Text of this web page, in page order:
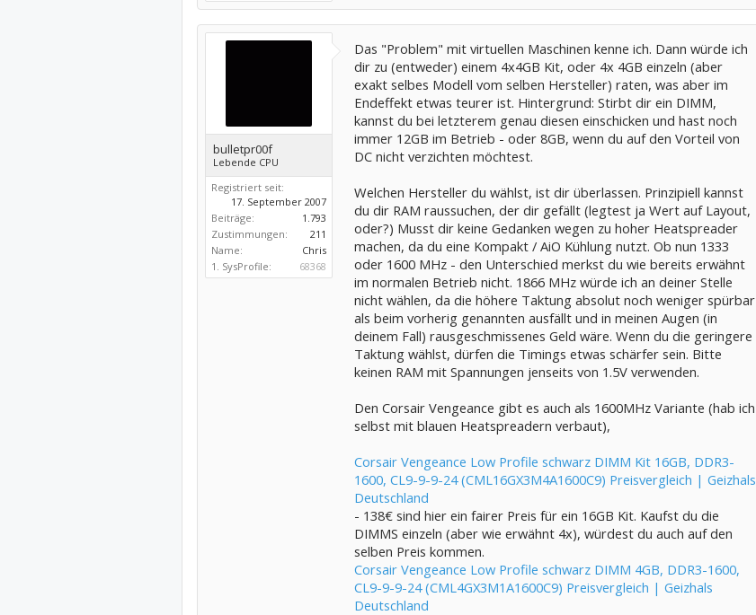
bulletpr00f
Lebende CPU
Registriert seit:
17. September 2007
Beiträge:
1.793
Zustimmungen:
211
Name:
Chris
1. SysProfile:
68368
Das "Problem" mit virtuellen Maschinen kenne ich. Dann würde ich
dir zu (entweder) einem 4x4GB Kit, oder 4x 4GB einzeln (aber
exakt selbes Modell vom selben Hersteller) raten, was aber im
Endeffekt etwas teurer ist. Hintergrund: Stirbt dir ein DIMM,
kannst du bei letzterem genau diesen einschicken und hast noch
immer 12GB im Betrieb - oder 8GB, wenn du auf den Vorteil von
DC nicht verzichten möchtest.
Welchen Hersteller du wählst, ist dir überlassen. Prinzipiell kannst
du dir RAM raussuchen, der dir gefällt (legtest ja Wert auf Layout,
oder?) Musst dir keine Gedanken wegen zu hoher Heatspreader
machen, da du eine Kompakt / AiO Kühlung nutzt. Ob nun 1333
oder 1600 MHz - den Unterschied merkst du wie bereits erwähnt
im normalen Betrieb nicht. 1866 MHz würde ich an deiner Stelle
nicht wählen, da die höhere Taktung absolut noch weniger spürbar
als beim vorherig genannten ausfällt und in meinen Augen (in
deinem Fall) rausgeschmissenes Geld wäre. Wenn du die geringere
Taktung wählst, dürfen die Timings etwas schärfer sein. Bitte
keinen RAM mit Spannungen jenseits von 1.5V verwenden.
Den Corsair Vengeance gibt es auch als 1600MHz Variante (hab ich
selbst mit blauen Heatspreadern verbaut),
Corsair Vengeance Low Profile schwarz DIMM Kit 16GB, DDR3-
1600, CL9-9-9-24 (CML16GX3M4A1600C9) Preisvergleich | Geizhals
Deutschland
- 138€ sind hier ein fairer Preis für ein 16GB Kit. Kaufst du die
DIMMS einzeln (aber wie erwähnt 4x), würdest du auch auf den
selben Preis kommen.
Corsair Vengeance Low Profile schwarz DIMM 4GB, DDR3-1600,
CL9-9-9-24 (CML4GX3M1A1600C9) Preisvergleich | Geizhals
Deutschland